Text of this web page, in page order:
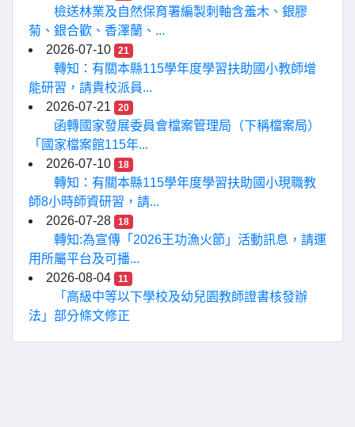
檢送林業及自然保育署編製刺軸含羞木、銀膠
菊、銀合歡、香澤蘭、...
2026-07-10
21
轉知：有關本縣115學年度學習扶助國小教師增
能研習，請貴校派員...
2026-07-21
20
函轉國家發展委員會檔案管理局（下稱檔案局）
「國家檔案館115年...
2026-07-10
18
轉知：有關本縣115學年度學習扶助國小現職教
師8小時師資研習，請...
2026-07-28
18
轉知:為宣傳「2026王功漁火節」活動訊息，請運
用所屬平台及可播...
2026-08-04
11
「高級中等以下學校及幼兒園教師證書核發辦
法」部分條文修正